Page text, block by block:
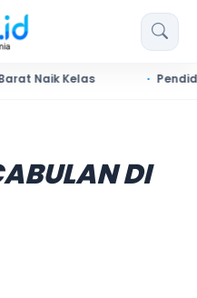
Kelas Pendidikan
DI